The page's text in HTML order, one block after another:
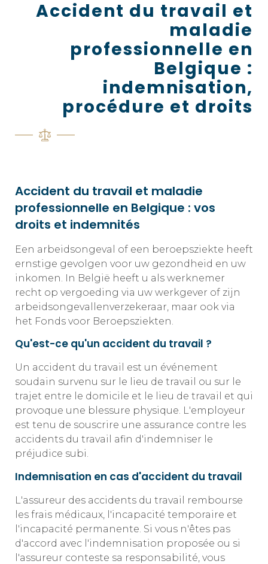
Accident du travail et
maladie
professionnelle en
Belgique :
indemnisation,
procédure et droits
Accident du travail et maladie
professionnelle en Belgique : vos
droits et indemnités
Een arbeidsongeval of een beroepsziekte heeft
ernstige gevolgen voor uw gezondheid en uw
inkomen. In België heeft u als werknemer
recht op vergoeding via uw werkgever of zijn
arbeidsongevallenverzekeraar, maar ook via
het Fonds voor Beroepsziekten.
Qu'est-ce qu'un accident du travail ?
Un accident du travail est un événement
soudain survenu sur le lieu de travail ou sur le
trajet entre le domicile et le lieu de travail et qui
provoque une blessure physique. L'employeur
est tenu de souscrire une assurance contre les
accidents du travail afin d'indemniser le
préjudice subi.
Indemnisation en cas d'accident du travail
L'assureur des accidents du travail rembourse
les frais médicaux, l'incapacité temporaire et
l'incapacité permanente. Si vous n'êtes pas
d'accord avec l'indemnisation proposée ou si
l'assureur conteste sa responsabilité, vous